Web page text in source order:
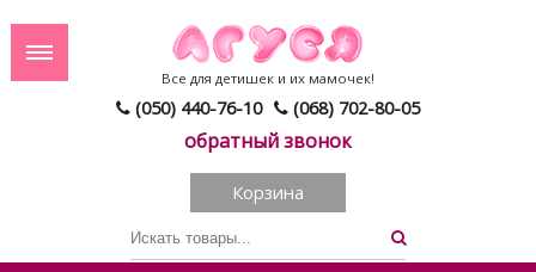
(050) 440-76-10 (068) 702-80-05
обратный звонок
Все для детишек и их мамочек!
Корзина